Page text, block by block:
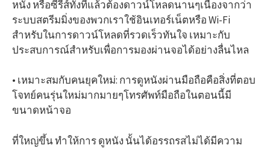
หนัง หรือซีรีส์ทั้งทีแล้วต้องดาวน์โหลดนานๆเนื่องจากว่า
ระบบสตรีมมิ่งของพวกเราใช้อินเทอร์เน็ตหรือ Wi-Fi
สำหรับในการดาวน์โหลดที่รวดเร็วทันใจ เหมาะกับ
ประสบการณ์สำหรับเพื่อการมองผ่านจอได้อย่างลื่นไหล
• เหมาะสมกับคนยุคใหม่: การดูหนังผ่านมือถือคือสิ่งที่ตอบ
โจทย์คนรุ่นใหม่มากมายๆโทรศัพท์มือถือในตอนนี้มี
ขนาดหน้าจอ
ที่ใหญ่ขึ้น ทำให้การ ดูหนัง นั้นได้อรรถรสไม่ได้มีความ